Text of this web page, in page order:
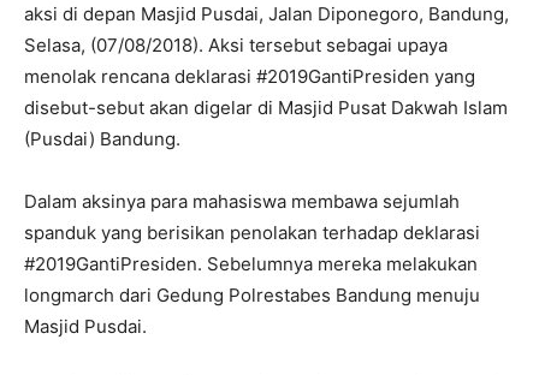
aksi di depan Masjid Pusdai, Jalan Diponegoro, Bandung,
Selasa, (07/08/2018). Aksi tersebut sebagai upaya
menolak rencana deklarasi #2019GantiPresiden yang
disebut-sebut akan digelar di Masjid Pusat Dakwah Islam
(Pusdai) Bandung.
Dalam aksinya para mahasiswa membawa sejumlah
spanduk yang berisikan penolakan terhadap deklarasi
#2019GantiPresiden. Sebelumnya mereka melakukan
longmarch dari Gedung Polrestabes Bandung menuju
Masjid Pusdai.